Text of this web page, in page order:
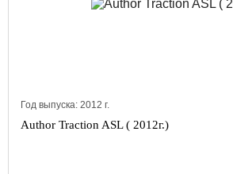
Год выпуска: 2012 г.
Author Traction ASL ( 2012г.)